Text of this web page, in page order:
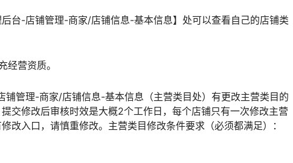
台-店铺管理-商家/店铺信息-基本信息】处可以查看自己的店铺类
经营资质。
铺管理-商家/店铺信息-基本信息（主营类目处）有更改主营类目的
交修改后审核时效是大概2个工作日，每个店铺只有一次修改主营
改入口，请慎重修改。主营类目修改条件要求（必须都满足）：